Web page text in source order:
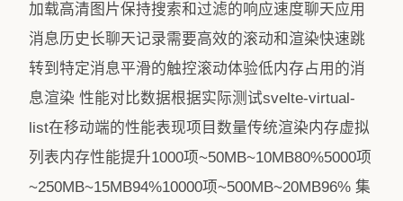
加载高清图片保持搜索和过滤的响应速度聊天应用
消息历史长聊天记录需要高效的滚动和渲染快速跳
转到特定消息平滑的触控滚动体验低内存占用的消
息渲染 性能对比数据根据实际测试svelte-virtual-
list在移动端的性能表现项目数量传统渲染内存虚拟
列表内存性能提升1000项~50MB~10MB80%5000项
~250MB~15MB94%10000项~500MB~20MB96%️ 集